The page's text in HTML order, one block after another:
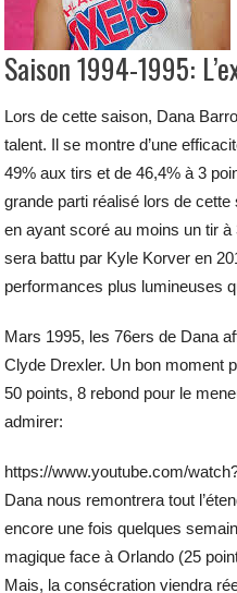
Saison 1994-1995:
Lors de cette saison, Dana
talent. Il se montre d’une
49% aux tirs et de 46,4% à 3
grande parti réalisé lors de
en ayant scoré au moins un tir
sera battu par Kyle Korver en
performances plus lumineuses
Mars 1995, les 76ers de Dana
Clyde Drexler. Un bon moment
50 points, 8 rebond pour le
admirer:
https://www.youtube.com/
Dana nous remontrera tout
encore une fois quelques
magique face à Orlando (25
Mais, la consécration viendra